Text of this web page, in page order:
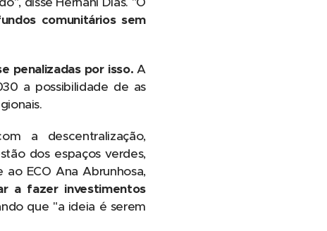
comunitários sem
penalizadas por isso. A
a possibilidade de as
a descentralização,
dos espaços verdes,
ECO Ana Abrunhosa,
a fazer investimentos
que "a ideia é serem